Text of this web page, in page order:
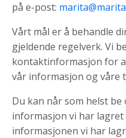
på e-post:
Vårt mål er å behandle
gjeldende regelverk. Vi
kontaktinformasjon for
vår informasjon og våre
Du kan når som helst
informasjon vi har lagret
informasjonen vi har